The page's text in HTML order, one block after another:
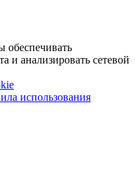
и анализировать сетевой
использования